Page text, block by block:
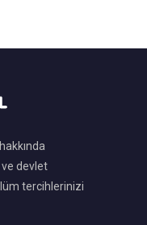
ve devlet
tercihlerinizi